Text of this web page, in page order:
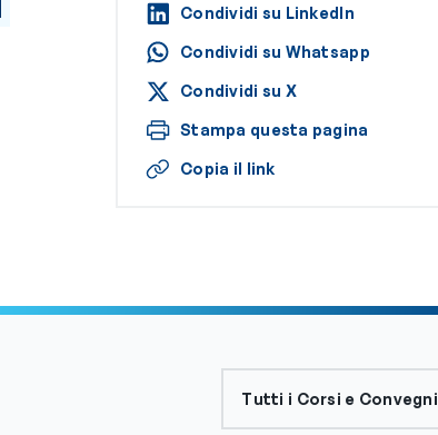
Condividi su LinkedIn
Condividi su Whatsapp
Condividi su X
Stampa questa pagina
Copia il link
Tutti i Corsi e Convegni